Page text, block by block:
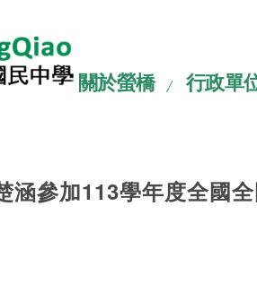
關於螢橋 行政單
涵參加113學年度全國